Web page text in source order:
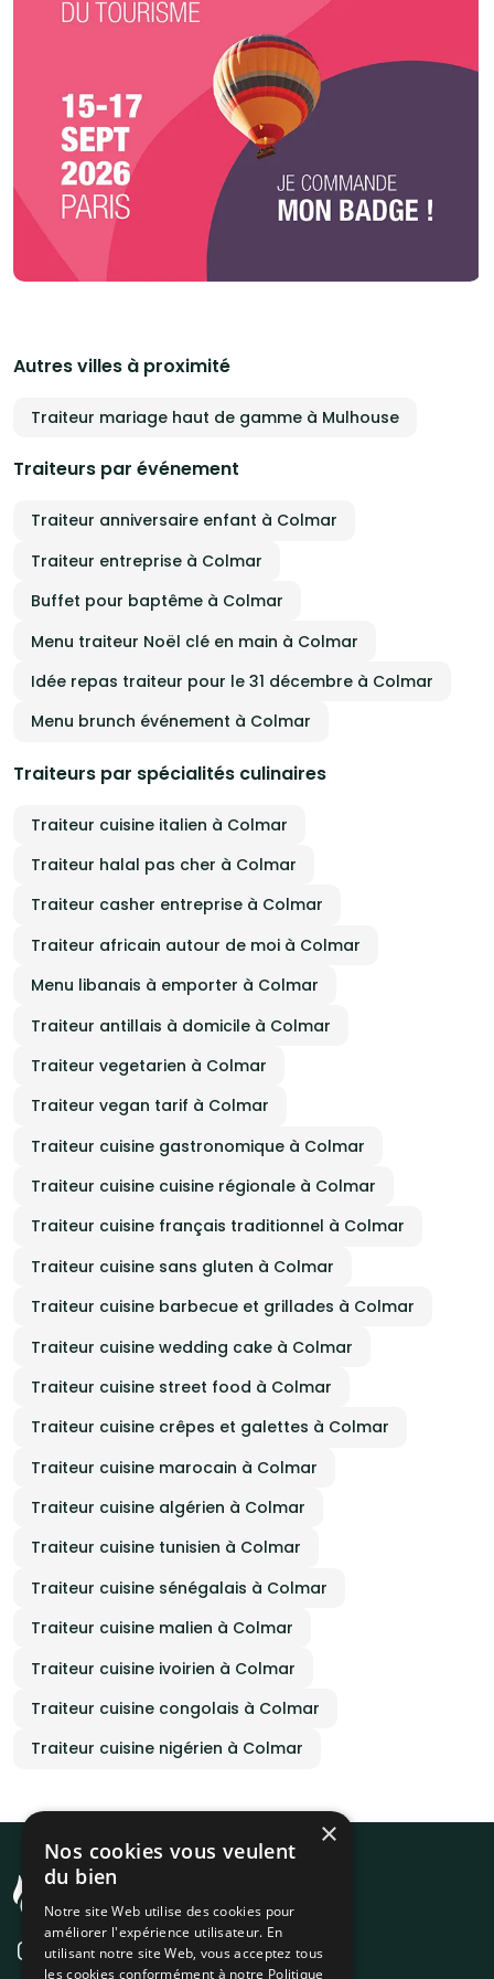
Autres villes à proximité
Traiteur mariage haut de gamme à Mulhouse
Traiteurs par événement
Traiteur anniversaire enfant à Colmar
Traiteur entreprise à Colmar
Buffet pour baptême à Colmar
Menu traiteur Noël clé en main à Colmar
Idée repas traiteur pour le 31 décembre à Colmar
Menu brunch événement à Colmar
Traiteurs par spécialités culinaires
Traiteur cuisine italien à Colmar
Traiteur halal pas cher à Colmar
Traiteur casher entreprise à Colmar
Traiteur africain autour de moi à Colmar
Menu libanais à emporter à Colmar
Traiteur antillais à domicile à Colmar
Traiteur vegetarien à Colmar
Traiteur vegan tarif à Colmar
Traiteur cuisine gastronomique à Colmar
Traiteur cuisine cuisine régionale à Colmar
Traiteur cuisine français traditionnel à Colmar
Traiteur cuisine sans gluten à Colmar
Traiteur cuisine barbecue et grillades à Colmar
Traiteur cuisine wedding cake à Colmar
Traiteur cuisine street food à Colmar
Traiteur cuisine crêpes et galettes à Colmar
Traiteur cuisine marocain à Colmar
Traiteur cuisine algérien à Colmar
Traiteur cuisine tunisien à Colmar
Traiteur cuisine sénégalais à Colmar
Traiteur cuisine malien à Colmar
Traiteur cuisine ivoirien à Colmar
Traiteur cuisine congolais à Colmar
Traiteur cuisine nigérien à Colmar
×
Nos cookies vous veulent
du bien
Notre site Web utilise des cookies pour
améliorer l'expérience utilisateur. En
utilisant notre site Web, vous acceptez tous
les cookies conformément à notre Politique